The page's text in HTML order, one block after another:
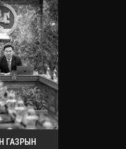
ГАЗРЫН